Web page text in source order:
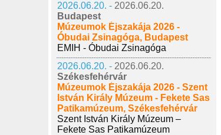
2026.06.20. - 2026.06.20.
Budapest
Múzeumok Éjszakája 2026 -
Óbudai Zsinagóga, Budapest
EMIH - Óbudai Zsinagóga
2026.06.20. - 2026.06.20.
Székesfehérvár
Múzeumok Éjszakája 2026 - Szent
István Király Múzeum - Fekete Sas
Patikamúzeum, Székesfehérvár
Szent István Király Múzeum –
Fekete Sas Patikamúzeum